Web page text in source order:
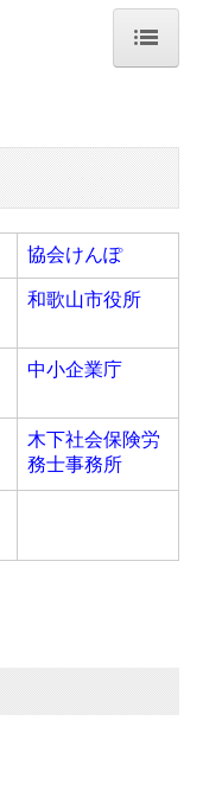
協会けんぽ
和歌山市役所
中小企業庁
木下社会保険労
務士事務所